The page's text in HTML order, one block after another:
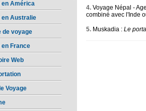
en América
en Australie
de voyage
en France
Web
Voyage
4. Voyage Népal -
combiné avec l'Inde
5. Muskadia : Le